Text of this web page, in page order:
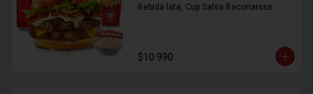
Bebida lata, Cup Salsa Baconaisse
$10.990